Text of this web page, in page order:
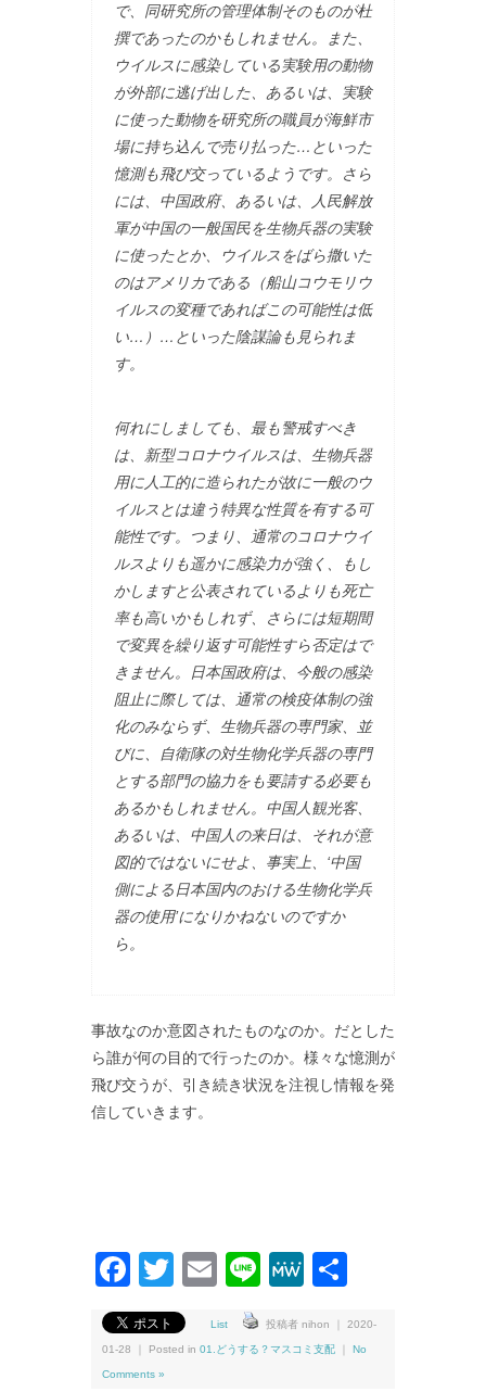
で、同研究所の管理体制そのものが杜
撰であったのかもしれません。また、
ウイルスに感染している実験用の動物
が外部に逃げ出した、あるいは、実験
に使った動物を研究所の職員が海鮮市
場に持ち込んで売り払った…といった
憶測も飛び交っているようです。さら
には、中国政府、あるいは、人民解放
軍が中国の一般国民を生物兵器の実験
に使ったとか、ウイルスをばら撒いた
のはアメリカである（船山コウモリウ
イルスの変種であればこの可能性は低
い…）…といった陰謀論も見られま
す。
何れにしましても、最も警戒すべき
は、新型コロナウイルスは、生物兵器
用に人工的に造られたが故に一般のウ
イルスとは違う特異な性質を有する可
能性です。つまり、通常のコロナウイ
ルスよりも遥かに感染力が強く、もし
かしますと公表されているよりも死亡
率も高いかもしれず、さらには短期間
で変異を繰り返す可能性すら否定はで
きません。日本国政府は、今般の感染
阻止に際しては、通常の検疫体制の強
化のみならず、生物兵器の専門家、並
びに、自衛隊の対生物化学兵器の専門
とする部門の協力をも要請する必要も
あるかもしれません。中国人観光客、
あるいは、中国人の来日は、それが意
図的ではないにせよ、事実上、‘中国
側による日本国内のおける生物化学兵
器の使用’になりかねないのですか
ら。
事故なのか意図されたものなのか。だとした
ら誰が何の目的で行ったのか。様々な憶測が
飛び交うが、引き続き状況を注視し情報を発
信していきます。
Facebook
Twitter
EmailLineMeWe
List 投稿者 nihon ｜ 2020-
01-28 ｜ Posted in 01.どうする？マスコミ支配 No
Comments »